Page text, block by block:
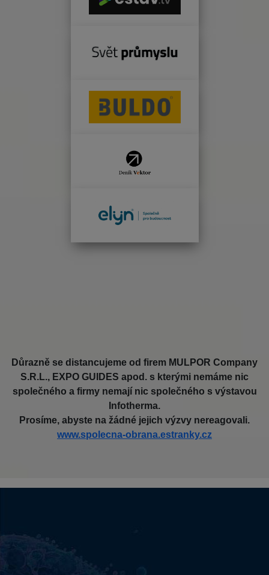
Důrazně se distancujeme od firem MULPOR Company
S.R.L., EXPO GUIDES apod. s kterými nemáme nic
společného a firmy nemají nic společného s výstavou
Infotherma.
Prosíme, abyste na žádné jejich výzvy nereagovali.
www.spolecna-obrana.estranky.cz